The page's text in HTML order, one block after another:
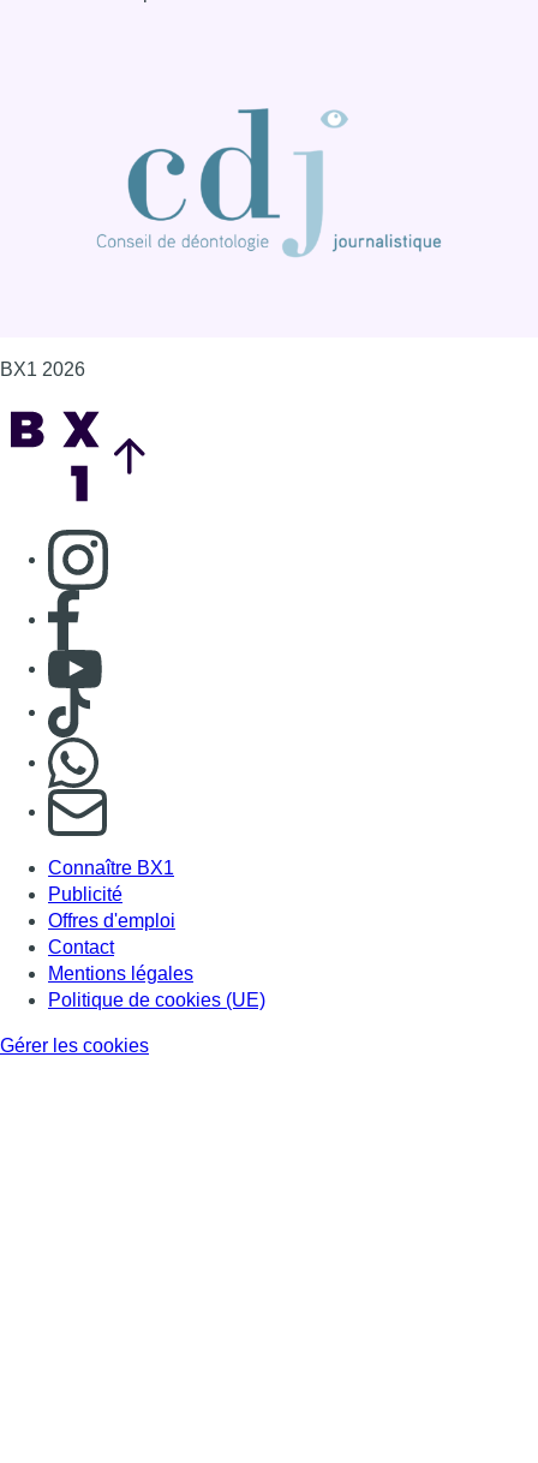
BX1 2026
Consulter page Instagram
Consulter page Facebook
Consulter Youtube
Consulter TikTok
S'abonner à notre newsletter
Connaître BX1
Publicité
Offres d'emploi
Contact
Mentions légales
Politique de cookies (UE)
Gérer les cookies